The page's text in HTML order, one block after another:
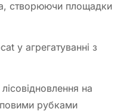
створюючи площадки
у агрегатуванні з
на
рубками